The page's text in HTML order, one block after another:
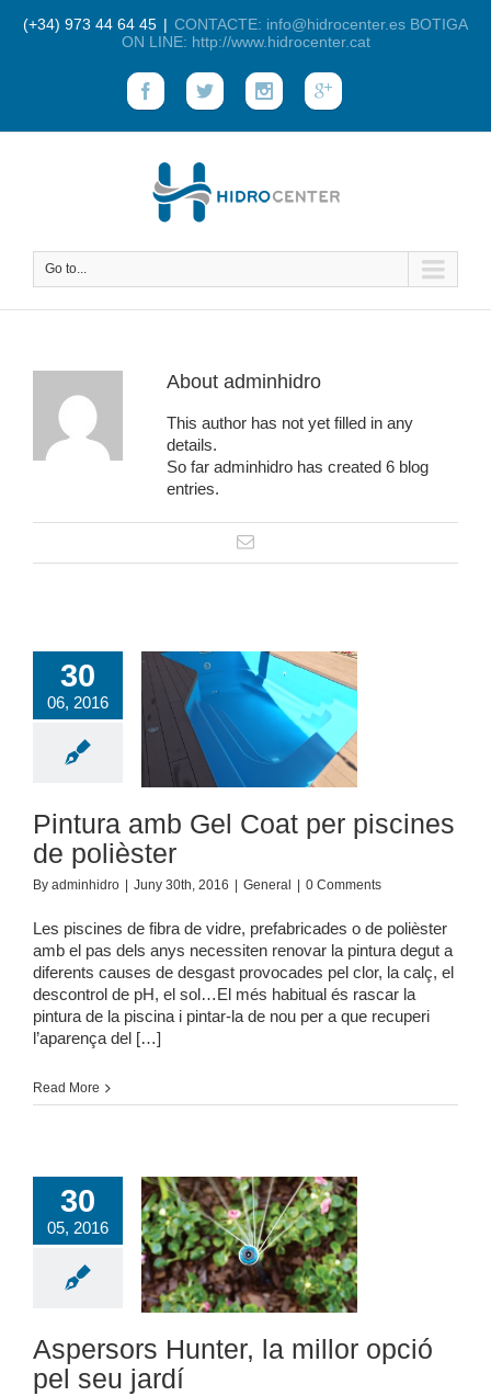
(+34) 973 44 64 45 | CONTACTE: info@hidrocenter.es BOTIGA
ON LINE: http://www.hidrocenter.cat
Go to...
About adminhidro
This author has not yet filled in any
details.
So far adminhidro has created 6 blog
entries.
30
06, 2016
de polièster
Pintura amb Gel Coat per piscines
de polièster
By adminhidro | Juny 30th, 2016 | General | 0 Comments
Les piscines de fibra de vidre, prefabricades o de polièster
amb el pas dels anys necessiten renovar la pintura degut a
diferents causes de desgast provocades pel clor, la calç, el
descontrol de pH, el sol…El més habitual és rascar la
pintura de la piscina i pintar-la de nou per a que recuperi
l’aparença del […]
Read More
30
05, 2016
pel seu jardí
Aspersors Hunter, la millor opció
pel seu jardí